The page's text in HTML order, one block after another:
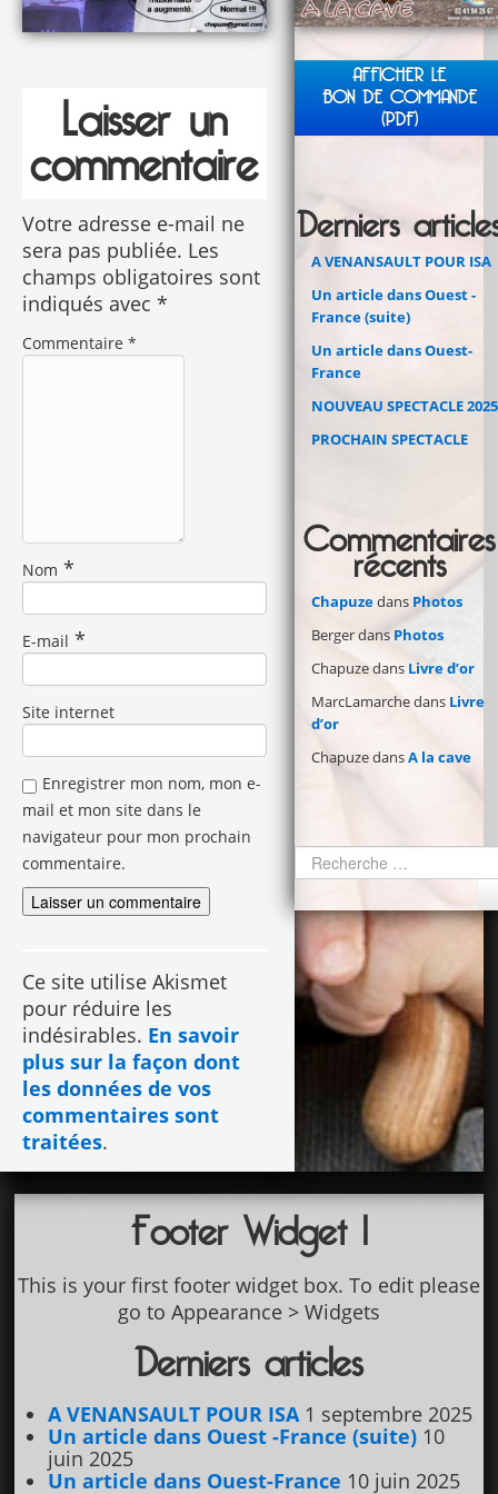
Laisser un
commentaire
Votre adresse e-mail ne
sera pas publiée. Les
champs obligatoires sont
indiqués avec *
Commentaire *
Nom *
E-mail *
Site internet
Enregistrer mon nom, mon e-
mail et mon site dans le
navigateur pour mon prochain
commentaire.
Ce site utilise Akismet
pour réduire les
indésirables. En savoir
plus sur la façon dont
les données de vos
commentaires sont
traitées.
AFFICHER LE
BON DE COMMANDE
(PDF)
Derniers
A VENANSAULT POUR ISA
Un article dans Ouest -
France (suite)
Un article dans Ouest-
France
NOUVEAU SPECTACLE 2025
PROCHAIN SPECTACLE
Commentaires
récents
Chapuzedans Photos
Bergerdans Photos
Chapuzedans Livre d’or
MarcLamarchedans Livre
d’or
ChapuzedansA la cave
Footer Widget 1
This is your first footer widget box. To edit please
go to Appearance > Widgets
Derniers articles
A VENANSAULT POUR ISA 1 septembre 2025
Un article dans Ouest -France (suite) 10
juin 2025
Un article dans Ouest-France 10 juin 2025